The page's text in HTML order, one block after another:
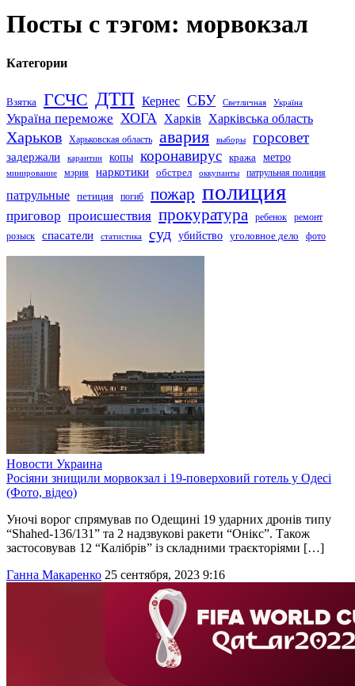
Посты с тэгом: морвокзал
Категории
Взятка ГСЧС ДТП Кернес СБУ Светличная Україна
Україна переможе ХОГА Харків Харківська область
Харьков Харьковская область авария выборы горсовет
задержали карантин копы коронавирус кража метро
минирование мэрия наркотики обстрел оккупанты патрульная полиция
патрульные петиция погиб пожар полиция
приговор происшествия прокуратура ребенок
ремонт
розыск
спасатели статистика суд убийство уголовное дело фото
Новости Украина
Росіяни знищили морвокзал і 19-поверховий готель у Одесі
(Фото, відео)
Уночі ворог спрямував по Одещині 19 ударних дронів типу
“Shahed-136/131” та 2 надзвукові ракети “Онікс”. Також
застосовував 12 “Калібрів” із складними траєкторіями […]
Ганна Макаренко 25 сентября, 2023 9:16